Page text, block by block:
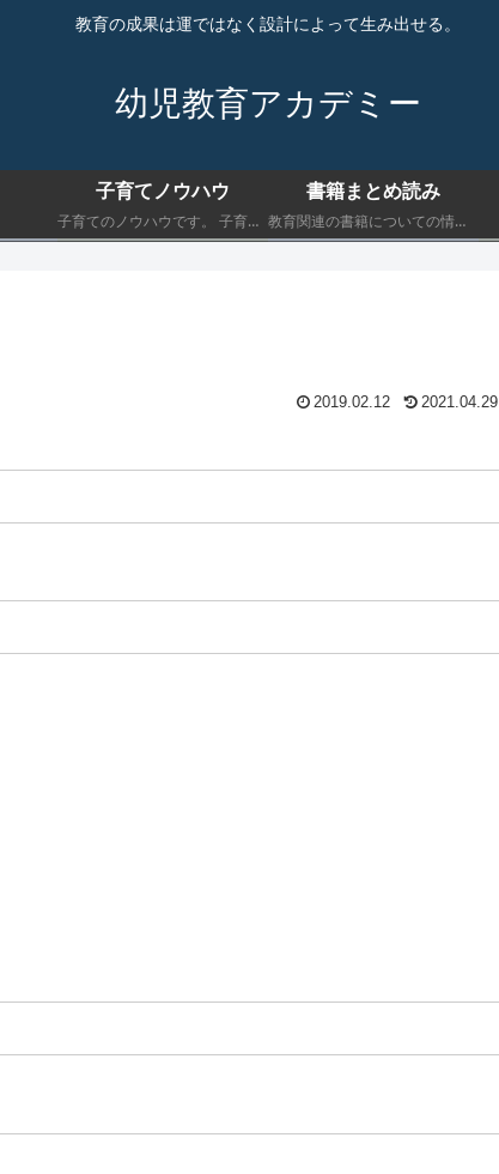
教育の成果は運ではなく設計によって生み出せる。
幼児教育アカデミー
子育てノウハウ
子育てのノウハウです。 子育てにおいて最低限知っておくべきことを書きます。
書籍まとめ読み
教育関連の書籍についての情報です。 子育てにおいて最低限知っておくべきことを書きます。
2019.02.12 2021.04.29